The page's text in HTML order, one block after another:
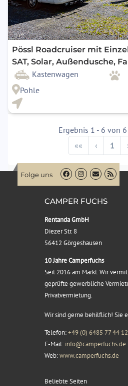
Pössl Roadcruiser mit
SAT, Solar, Außendusche,
Kastenwagen
Pohle
Ergebnis 1 - 6 von
««
‹Previous
1
Folge uns
CAMPER FUCHS
Rentanda GmbH
Diezer Str. 8
56412 Görgeshausen
10 Jahre Camperfuchs
Seit 2016 am Markt. Wir
geprüfte gewerbliche
Privatvermietung.
Wir sind gerne behilflich! Sie
Telefon:+49 (0) 6485 77 44
E-Mail: info@camperfuchs.de
Web:www.camperfuchs.de
Beliebte Seiten